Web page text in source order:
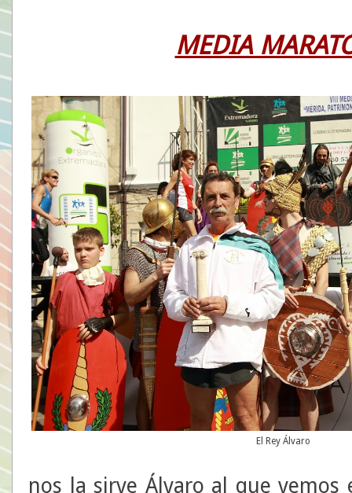
MEDIA
El Rey Álvaro
nos la sirve Álvaro al que